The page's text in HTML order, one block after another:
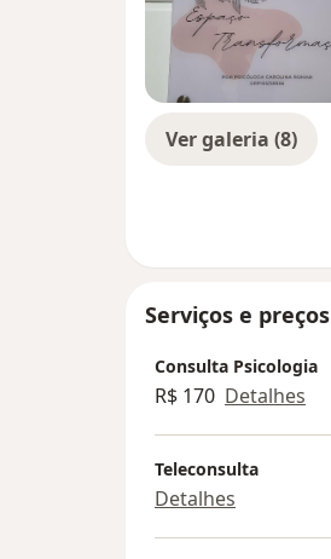
Ver galeria (8)
Serviços e preços
Consulta Psicologia
R$ 170 Detalhes
Teleconsulta
Detalhes